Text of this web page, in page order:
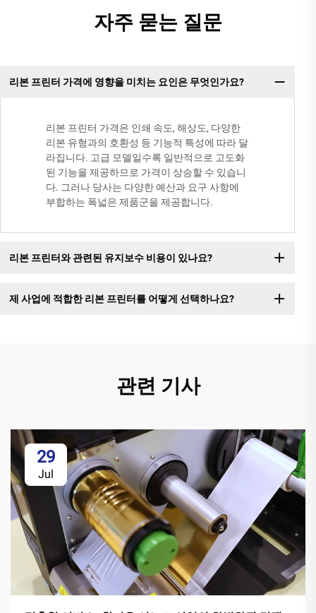
자주 묻는 질문
리본 프린터 가격에 영향을 미치는 요인은 무엇인가요?
리본 프린터 가격은 인쇄 속도, 해상도, 다양한
리본 유형과의 호환성 등 기능적 특성에 따라 달
라집니다. 고급 모델일수록 일반적으로 고도화
된 기능을 제공하므로 가격이 상승할 수 있습니
다. 그러나 당사는 다양한 예산과 요구 사항에
부합하는 폭넓은 제품군을 제공합니다.
리본 프린터와 관련된 유지보수 비용이 있나요?
제 사업에 적합한 리본 프린터를 어떻게 선택하나요?
관련 기사
29
Jul